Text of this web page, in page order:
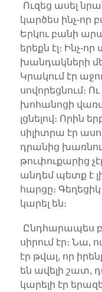
Ուզեց ասել
կարծես ինչ-որ
Երկու բանի
երեքն էլ։ Ինչ-
խանդակների
Կրակում էր
սովորեցնում։
խոհանոցի
լցնելով։ Որին
սիլիտրա էր
դրանից
թուփուքարից
անդեմ պետք է
հարցը։
կարել են։
Ընդհարապես
սիրում էր։ Նա,
էր թվալ, որ
են ավելի շատ,
կարելի էր